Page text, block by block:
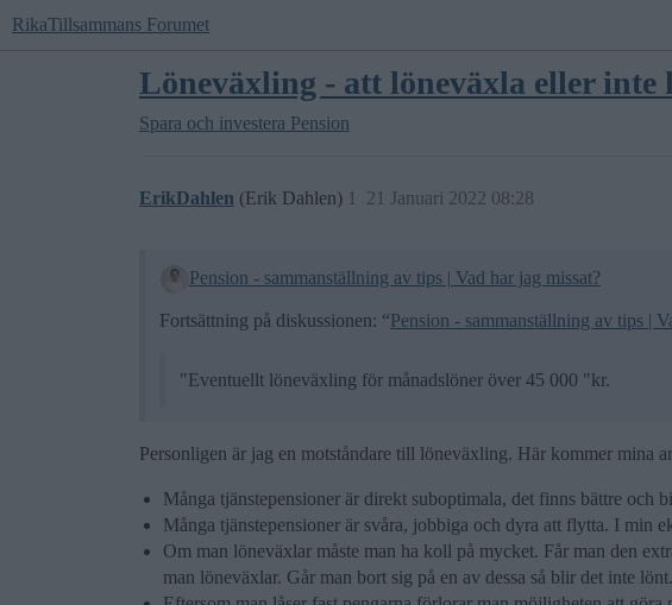
RikaTillsammans Forumet
Löneväxling - att löneväxla eller inte
Spara och investera Pension
ErikDahlen (Erik Dahlen) 21 Januari 2022 08:28
1
Pension - sammanställning av tips | Vad har jag missat?
Fortsättning på diskussionen: “Pension - sammanställning av tips |
"Eventuellt löneväxling för månadslöner över 45 000 "kr.
Personligen är jag en motståndare till löneväxling. Här kommer mina
Många tjänstepensioner är direkt suboptimala, det finns bättre och
Många tjänstepensioner är svåra, jobbiga och dyra att flytta. I min
Om man löneväxlar måste man ha koll på mycket. Får man den
man löneväxlar. Går man bort sig på en av dessa så blir det inte lönt.